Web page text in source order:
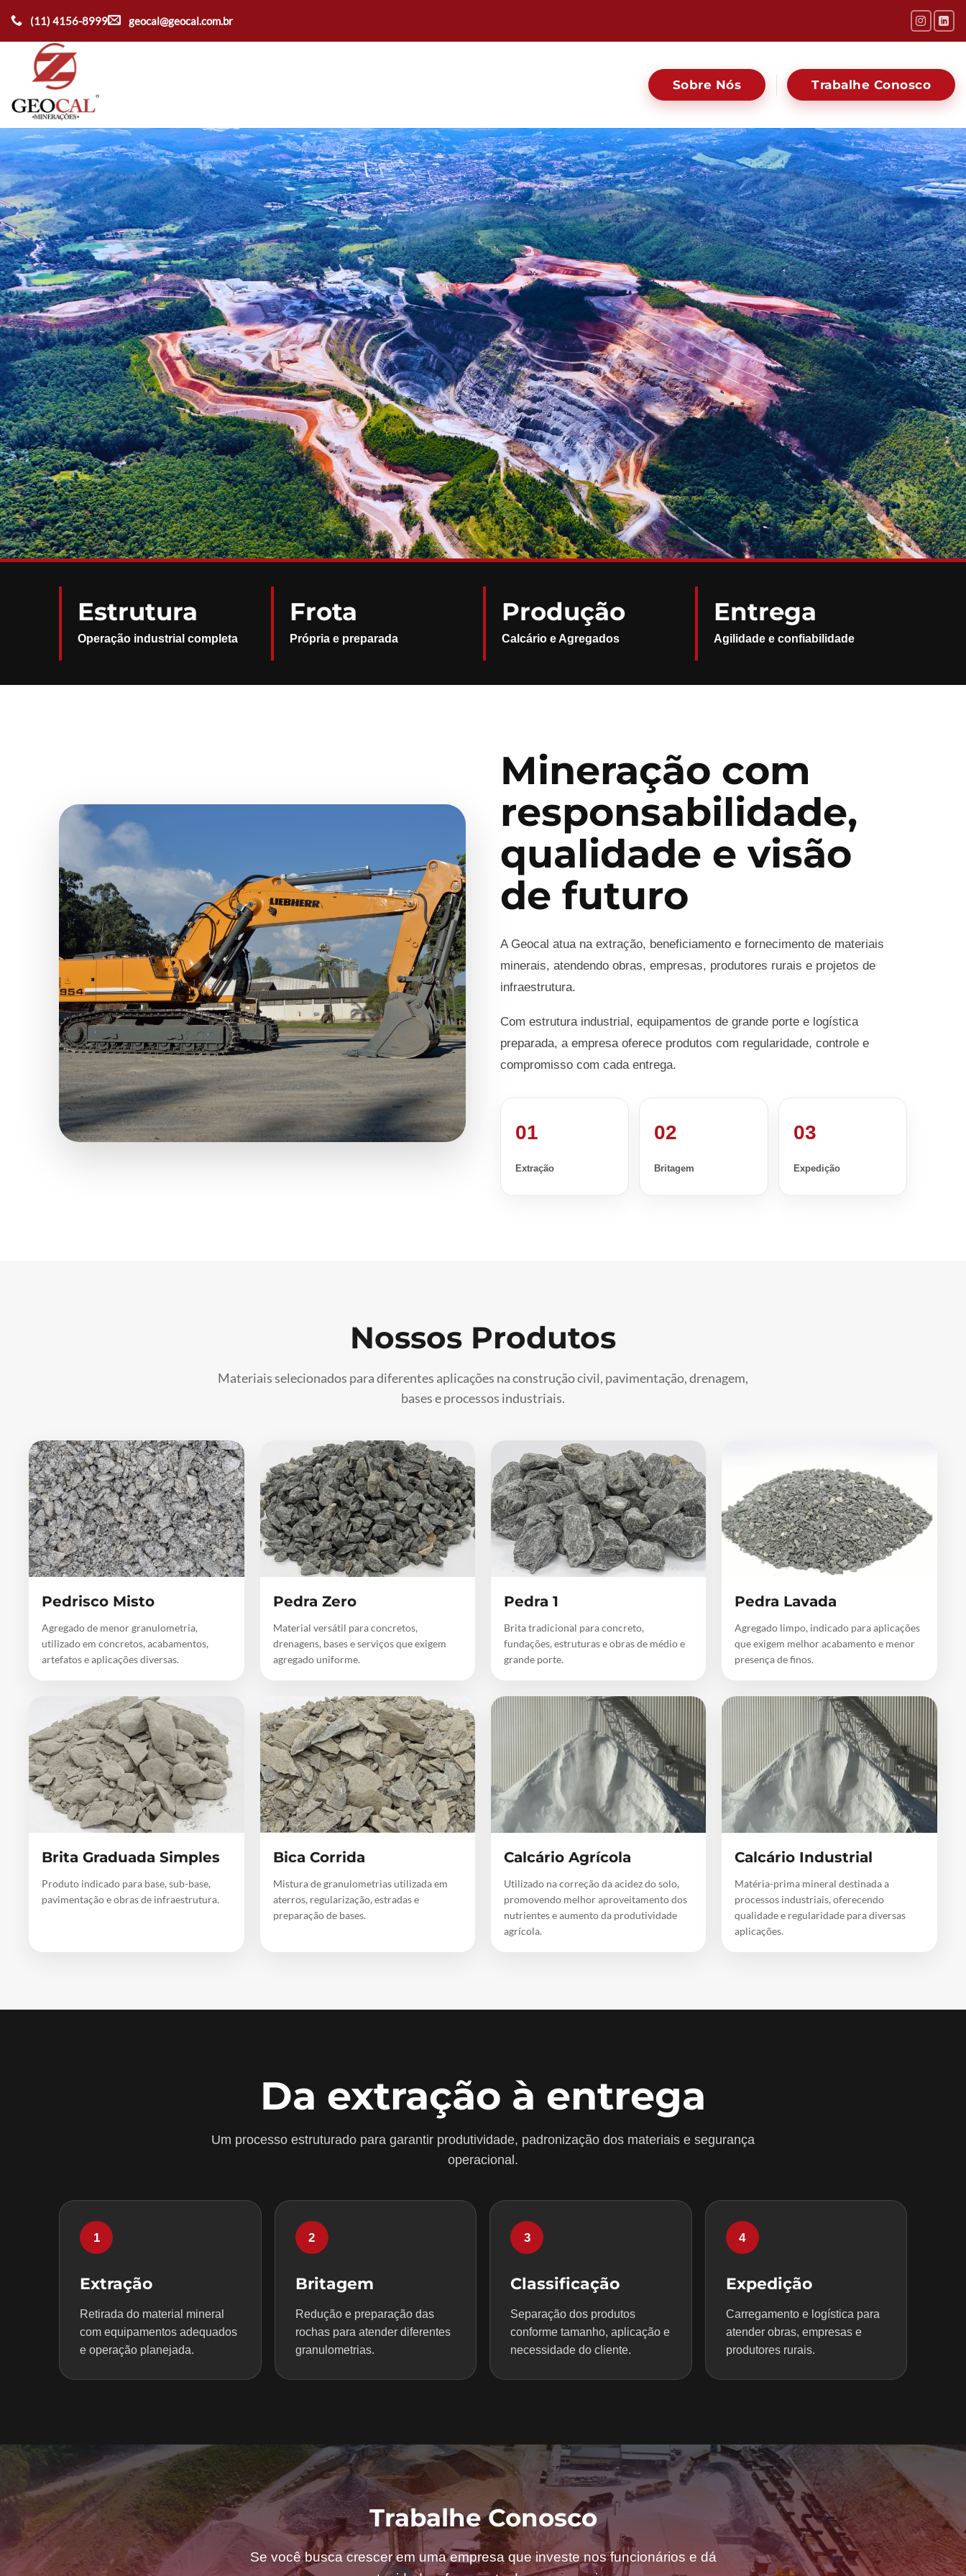
para
o
conteúdo
(11) 4156-8999 geocal@geocal.com.br
Sobre Nós Trabalhe Conosco
Estrutura
Operação industrial completa
Frota
Própria e preparada
Produção
Calcário e Agregados
Entrega
Agilidade e confiabilidade
Mineração com
responsabilidade,
qualidade e visão
de futuro
A Geocal atua na extração, beneficiamento e fornecimento de materiais
minerais, atendendo obras, empresas, produtores rurais e projetos de
infraestrutura.
Com estrutura industrial, equipamentos de grande porte e logística
preparada, a empresa oferece produtos com regularidade, controle e
compromisso com cada entrega.
01
Extração
02
Britagem
03
Expedição
Nossos Produtos
Materiais selecionados para diferentes aplicações na construção civil, pavimentação, drenagem,
bases e processos industriais.
Pedrisco Misto
Agregado de menor granulometria,
utilizado em concretos, acabamentos,
artefatos e aplicações diversas.
Pedra Zero
Material versátil para concretos,
drenagens, bases e serviços que exigem
agregado uniforme.
Pedra 1
Brita tradicional para concreto,
fundações, estruturas e obras de médio e
grande porte.
Pedra Lavada
Agregado limpo, indicado para aplicações
que exigem melhor acabamento e menor
presença de finos.
Brita Graduada Simples
Produto indicado para base, sub-base,
pavimentação e obras de infraestrutura.
Bica Corrida
Mistura de granulometrias utilizada em
aterros, regularização, estradas e
preparação de bases.
Calcário Agrícola
Utilizado na correção da acidez do solo,
promovendo melhor aproveitamento dos
nutrientes e aumento da produtividade
agrícola.
Calcário Industrial
Matéria-prima mineral destinada a
processos industriais, oferecendo
qualidade e regularidade para diversas
aplicações.
Da extração à entrega
Um processo estruturado para garantir produtividade, padronização dos materiais e segurança
operacional.
1
Extração
Retirada do material mineral
com equipamentos adequados
e operação planejada.
2
Britagem
Redução e preparação das
rochas para atender diferentes
granulometrias.
3
Classificação
Separação dos produtos
conforme tamanho, aplicação e
necessidade do cliente.
4
Expedição
Carregamento e logística para
atender obras, empresas e
produtores rurais.
Trabalhe Conosco
Se você busca crescer em uma empresa que investe nos funcionários e dá